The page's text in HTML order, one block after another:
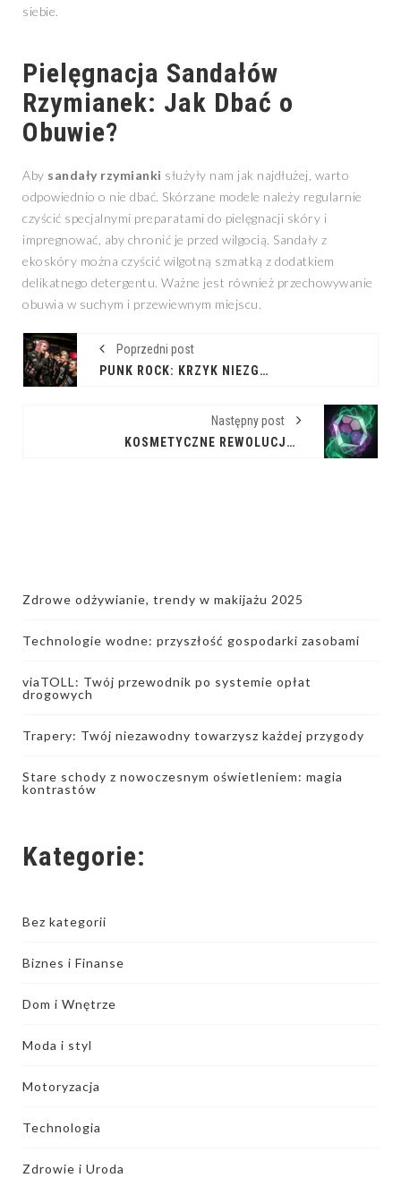
siebie.
Pielęgnacja Sandałów
Rzymianek: Jak Dbać o
Obuwie?
Aby sandały rzymianki służyły nam jak najdłużej, warto
odpowiednio o nie dbać. Skórzane modele należy regularnie
czyścić specjalnymi preparatami do pielęgnacji skóry i
impregnować, aby chronić je przed wilgocią. Sandały z
ekoskóry można czyścić wilgotną szmatką z dodatkiem
delikatnego detergentu. Ważne jest również przechowywanie
obuwia w suchym i przewiewnym miejscu.
Poprzedni post
PUNK ROCK: KRZYK NIEZGODY I JEGO WIZUALNA MANIFESTACJA
Następny post
KOSMETYCZNE REWOLUCJE: SKINY W GRACH I ICH FENOMEN
Zdrowe odżywianie, trendy w makijażu 2025
Technologie wodne: przyszłość gospodarki zasobami
viaTOLL: Twój przewodnik po systemie opłat
drogowych
Trapery: Twój niezawodny towarzysz każdej przygody
Stare schody z nowoczesnym oświetleniem: magia
kontrastów
Kategorie:
Bez kategorii
Biznes i Finanse
Dom i Wnętrze
Moda i styl
Motoryzacja
Technologia
Zdrowie i Uroda